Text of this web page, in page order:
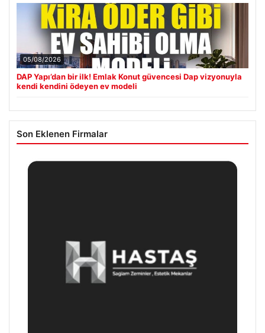
05/08/2026
DAP Yapı’dan bir ilk! Emlak Konut güvencesi Dap vizyonuyla
kendi kendini ödeyen ev modeli
Son Eklenen Firmalar